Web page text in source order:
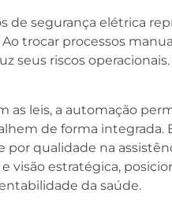
de segurança elétrica
trocar processos
riscos operacionais.
as leis, a automação
de forma integrada.
qualidade na
visão estratégica,
da saúde.